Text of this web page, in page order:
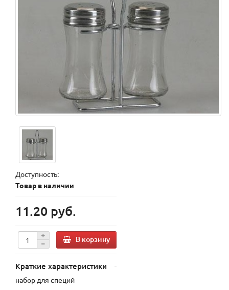
Доступность:
Товар в наличии
11.20 руб.
В корзину
Краткие характеристики
набор для специй